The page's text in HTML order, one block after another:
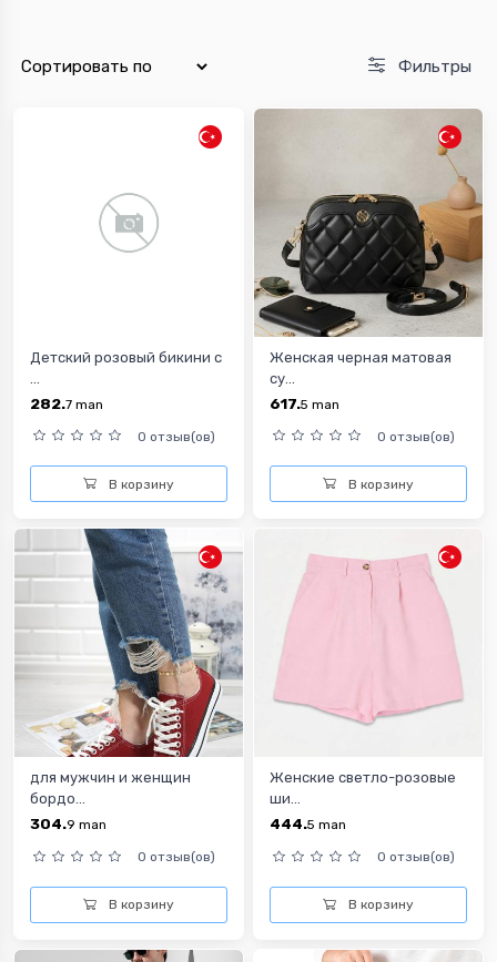
Фильтры
Детский розовый бикини с
282.7 man
0 отзыв(ов)
В корзину
Женская черная матовая
су...
617.5 man
0 отзыв(ов)
В корзину
для мужчин и женщин
бордо...
304.9 man
0 отзыв(ов)
В корзину
Женские светло-розовые
ши...
444.5 man
0 отзыв(ов)
В корзину